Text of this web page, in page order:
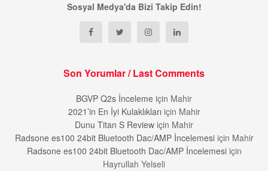
Sosyal Medya'da Bizi Takip Edin!
Son Yorumlar / Last Comments
BGVP Q2s İnceleme için Mahir
2021’in En İyi Kulaklıkları için Mahir
Dunu Titan S Review için Mahir
Radsone es100 24bit Bluetooth Dac/AMP İncelemesiiçin Mahir
Radsone es100 24bit Bluetooth Dac/AMP İncelemesiiçin
Hayrullah Yelseli